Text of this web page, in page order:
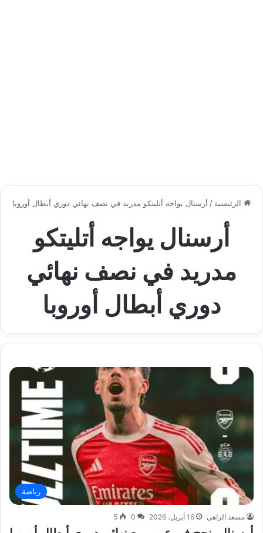
الرئيسية / أرسنال يواجه أتليتكو مدريد في نصف نهائي دوري أبطال أوروبا
أرسنال يواجه أتليتكو
مدريد في نصف نهائي
دوري أبطال أوروبا
رياضة
مسعد الزاهي 16 أبريل، 2026 0
5